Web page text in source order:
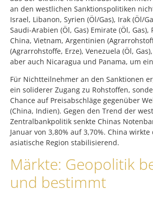
an den westlichen Sanktionspolitiken
Israel, Libanon, Syrien (Öl/Gas), Irak (Öl/
Saudi-Arabien (Öl, Gas) Emirate (Öl, Gas),
China, Vietnam, Argentinien
(Agrarrohstoffe, Erze), Venezuela (Öl,
aber auch Nicaragua und Panama, um
Für Nichtteilnehmer an den Sanktionen
ein soliderer Zugang zu Rohstoffen,
Chance auf Preisabschläge gegenüber
(China, Indien). Gegen den Trend der
Zentralbankpolitik senkte Chinas
Januar von 3,80% auf 3,70%. China
asiatische Region stabilisierend.
Märkte: Geopolitik
und bestimmt